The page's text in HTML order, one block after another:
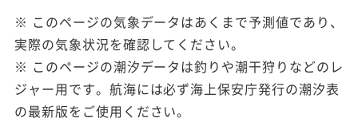
※ このページの気象データはあくまで予測値であり、
実際の気象状況を確認してください。
※ このページの潮汐データは釣りや潮干狩りなどのレ
ジャー用です。航海には必ず海上保安庁発行の潮汐表
の最新版をご使用ください。